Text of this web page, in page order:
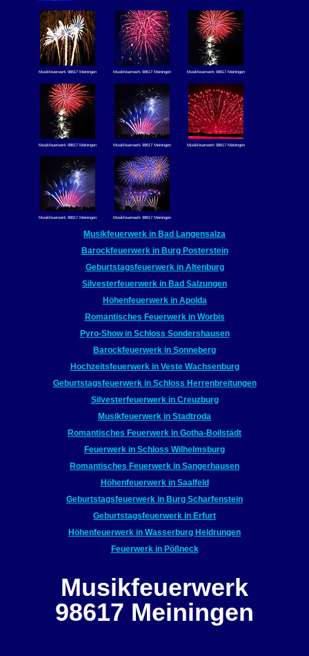
Musikfeuerwerk 98617 Meiningen Musikfeuerwerk 98617 Meiningen Musikfeuerwerk 98617 Meiningen
Musikfeuerwerk 98617 Meiningen Musikfeuerwerk 98617 Meiningen Musikfeuerwerk 98617 Meiningen
Musikfeuerwerk 98617 Meiningen Musikfeuerwerk 98617 Meiningen
Musikfeuerwerk in Bad Langensalza
Barockfeuerwerk in Burg Posterstein
Geburtstagsfeuerwerk in Altenburg
Silvesterfeuerwerk in Bad Salzungen
Höhenfeuerwerk in Apolda
Romantisches Feuerwerk in Worbis
Pyro-Show in Schloss Sondershausen
Barockfeuerwerk in Sonneberg
Hochzeitsfeuerwerk in Veste Wachsenburg
Geburtstagsfeuerwerk in Schloss Herrenbreitungen
Silvesterfeuerwerk in Creuzburg
Musikfeuerwerk in Stadtroda
Romantisches Feuerwerk in Gotha-Boilstädt
Feuerwerk in Schloss Wilhelmsburg
Romantisches Feuerwerk in Sangerhausen
Höhenfeuerwerk in Saalfeld
Geburtstagsfeuerwerk in Burg Scharfenstein
Geburtstagsfeuerwerk in Erfurt
Höhenfeuerwerk in Wasserburg Heldrungen
Feuerwerk in Pößneck
Musikfeuerwerk
98617 Meiningen